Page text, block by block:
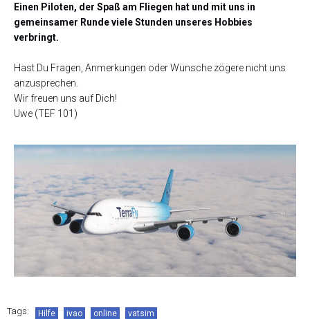
Einen Piloten, der Spaß am Fliegen hat und mit uns in
gemeinsamer Runde viele Stunden unseres Hobbies
verbringt.
Hast Du Fragen, Anmerkungen oder Wünsche zögere nicht uns
anzusprechen.
Wir freuen uns auf Dich!
Uwe (TEF 101)
Tags: Hilfe ivao online vatsim